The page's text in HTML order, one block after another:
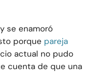
se enamoró
porque pareja
actual no pudo
cuenta de que una